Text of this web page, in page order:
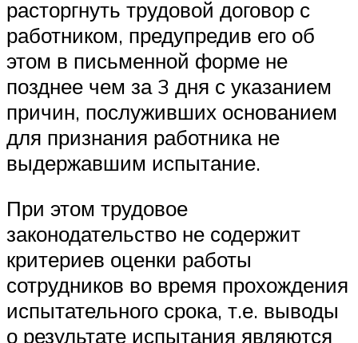
расторгнуть трудовой договор с
работником, предупредив его об
этом в письменной форме не
позднее чем за 3 дня с указанием
причин, послуживших основанием
для признания работника не
выдержавшим испытание.
При этом трудовое
законодательство не содержит
критериев оценки работы
сотрудников во время прохождения
испытательного срока, т.е. выводы
о результате испытания являются